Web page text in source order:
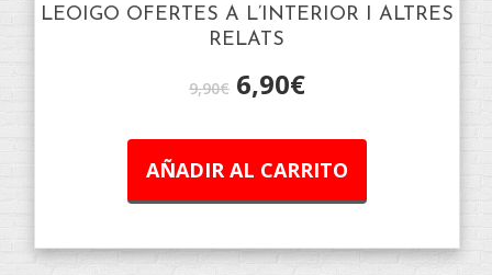
LEOIGO OFERTES A L’INTERIOR I ALTRES
RELATS
9,90€ 6,90€
AÑADIR AL CARRITO